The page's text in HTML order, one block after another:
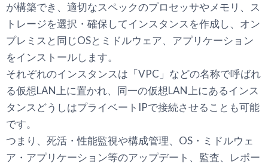
が構築でき、適切なスペックのプロセッサやメモリ、ス
トレージを選択・確保してインスタンスを作成し、オン
プレミスと同じOSとミドルウェア、アプリケーション
をインストールします。
それぞれのインスタンスは「VPC」などの名称で呼ばれ
る仮想LAN上に置かれ、同一の仮想LAN上にあるインス
タンスどうしはプライベートIPで接続させることも可能
です。
つまり、死活・性能監視や構成管理、OS・ミドルウェ
ア・アプリケーション等のアップデート、監査、レポー